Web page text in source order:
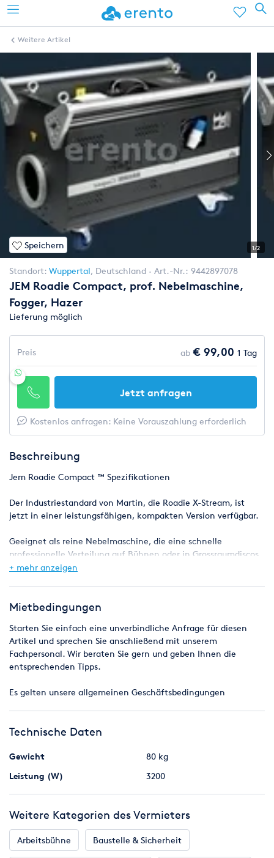
Weitere Artikel
Speichern 1/2
Standort: Wuppertal, Deutschland Art.-Nr.: 9442897078
JEM Roadie Compact, prof. Nebelmaschine,
Fogger, Hazer
Lieferung möglich
Preis ab € 99,00 1 Tag
Jetzt anfragen
Kostenlos anfragen: Keine Vorauszahlung erforderlich
Beschreibung
Jem Roadie Compact ™ Spezifikationen
Der Industriestandard von Martin, die Roadie X-Stream, ist
jetzt in einer leistungsfähigen, kompakten Version verfügbar.
Geeignet als reine Nebelmaschine, die eine schnelle
professionelle Verteilung auf Bühnen oder in Grossraumdiscos
ermöglicht, oder in der Hazerfunktion, dank eingebautem
Hervorragend geeignet für Feuerwehr und KAT-
Features
· Mengen- und Intensitätssteuerung
· Kontinuierlich
· Integrierter Lüfter
· Für vertikalen oder horizontalen Nebelausstoß
· Verschiedene Fluide für verschiedene Effekte
· Schutz der Maschine bei Fluidmangel
· Standalone-Makros, die zufällig oder im Chase-Modus Köpfe
aktivieren
· Multifunktions-Fernsteuerung (optional)
+ mehr anzeigen
Mietbedingungen
Starten Sie einfach eine unverbindliche Anfrage für diesen
Artikel und sprechen Sie anschließend mit unserem
Fachpersonal. Wir beraten Sie gern und geben Ihnen die
entsprechenden Tipps.
Es gelten unsere allgemeinen Geschäftsbedingungen
Technische Daten
Gewicht
80 kg
Leistung (W)
3200
Weitere Kategorien des Vermieters
Arbeitsbühne Baustelle & Sicherheit